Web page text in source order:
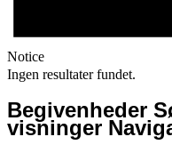
Notice
Ingen resultater fundet.
Begivenheder
visninger